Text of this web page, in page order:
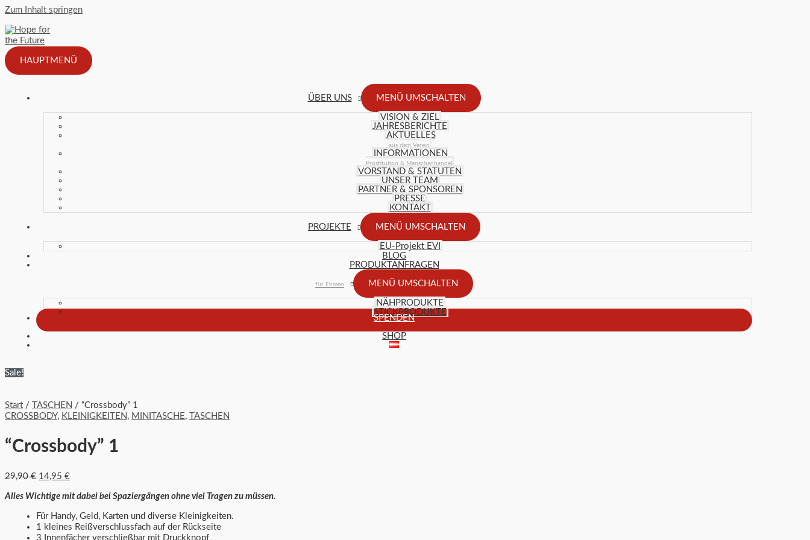
Zum Inhalt springen
HAUPTMENÜ
ÜBER UNS MENÜ UMSCHALTEN
VISION & ZIEL
JAHRESBERICHTE
AKTUELLES
aus dem Verein
INFORMATIONEN
Prostitution & Menschenhandel
VORSTAND & STATUTEN
UNSER TEAM
PARTNER & SPONSOREN
PRESSE
KONTAKT
PROJEKTE MENÜ UMSCHALTEN
EU-Projekt EVI
BLOG
PRODUKTANFRAGEN
für Firmen MENÜ UMSCHALTEN
NÄHPRODUKTE
STICKPRODUKTE
SPENDEN
SHOP
Sale!
Start / TASCHEN / “Crossbody” 1
CROSSBODY, KLEINIGKEITEN , MINITASCHE, TASCHEN
“Crossbody” 1
29,90€ 14,95 €
Alles Wichtige mit dabei bei Spaziergängen ohne viel Tragen zu müssen.
Für Handy, Geld, Karten und diverse Kleinigkeiten.
1 kleines Reißverschlussfach auf der Rückseite
3 Innenfächer verschließbar mit Druckknopf